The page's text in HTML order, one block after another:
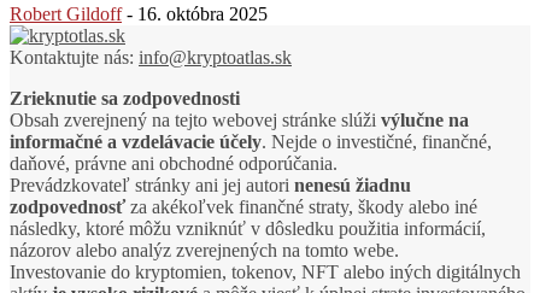
Robert Gildoff - 16. októbra 2025
Kontaktujte nás: info@kryptoatlas.sk
Zrieknutie sa zodpovednosti
Obsah zverejnený na tejto webovej stránke slúži výlučne na
informačné a vzdelávacie účely. Nejde o investičné, finančné,
daňové, právne ani obchodné odporúčania.
Prevádzkovateľ stránky ani jej autori nenesú žiadnu
zodpovednosťza akékoľvek finančné straty, škody alebo iné
následky, ktoré môžu vzniknúť v dôsledku použitia informácií,
názorov alebo analýz zverejnených na tomto webe.
Investovanie do kryptomien, tokenov, NFT alebo iných digitálnych